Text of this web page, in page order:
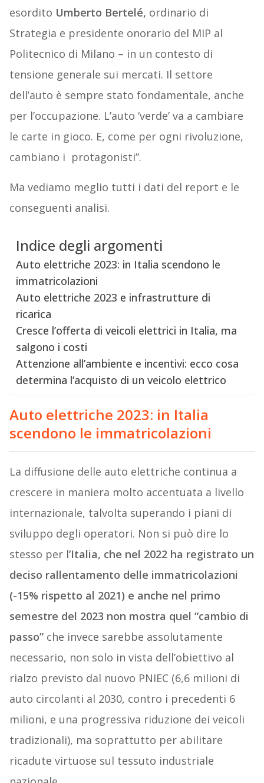
esordito Umberto Bertelé, ordinario di
Strategia e presidente onorario del MIP al
Politecnico di Milano – in un contesto di
tensione generale sui mercati. Il settore
dell’auto è sempre stato fondamentale, anche
per l’occupazione. L’auto ‘verde’ va a cambiare
le carte in gioco. E, come per ogni rivoluzione,
cambiano i protagonisti”.
Ma vediamo meglio tutti i dati del report e le
conseguenti analisi.
Indice degli argomenti
Auto elettriche 2023: in Italia scendono le
immatricolazioni
Auto elettriche 2023 e infrastrutture di
ricarica
Cresce l’offerta di veicoli elettrici in Italia, ma
salgono i costi
Attenzione all’ambiente e incentivi: ecco cosa
determina l’acquisto di un veicolo elettrico
Auto elettriche 2023: in Italia
scendono le immatricolazioni
La diffusione delle auto elettriche continua a
crescere in maniera molto accentuata a livello
internazionale, talvolta superando i piani di
sviluppo degli operatori. Non si può dire lo
stesso per l’Italia, che nel 2022 ha registrato un
deciso rallentamento delle immatricolazioni
(-15% rispetto al 2021) e anche nel primo
semestre del 2023 non mostra quel “cambio di
passo”che invece sarebbe assolutamente
necessario, non solo in vista dell’obiettivo al
rialzo previsto dal nuovo PNIEC (6,6 milioni di
auto circolanti al 2030, contro i precedenti 6
milioni, e una progressiva riduzione dei veicoli
tradizionali), ma soprattutto per abilitare
ricadute virtuose sul tessuto industriale